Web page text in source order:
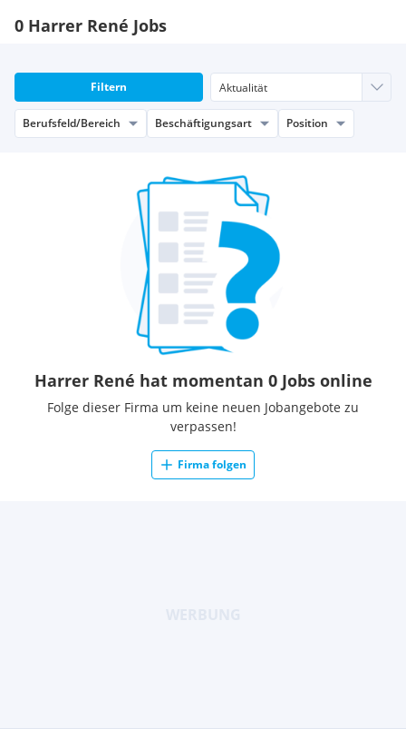
0 Harrer René Jobs
Filtern
Berufsfeld/Bereich Beschäftigungsart Position
Harrer René hat momentan 0 Jobs online
Folge dieser Firma um keine neuen Jobangebote zu
verpassen!
Firma folgen